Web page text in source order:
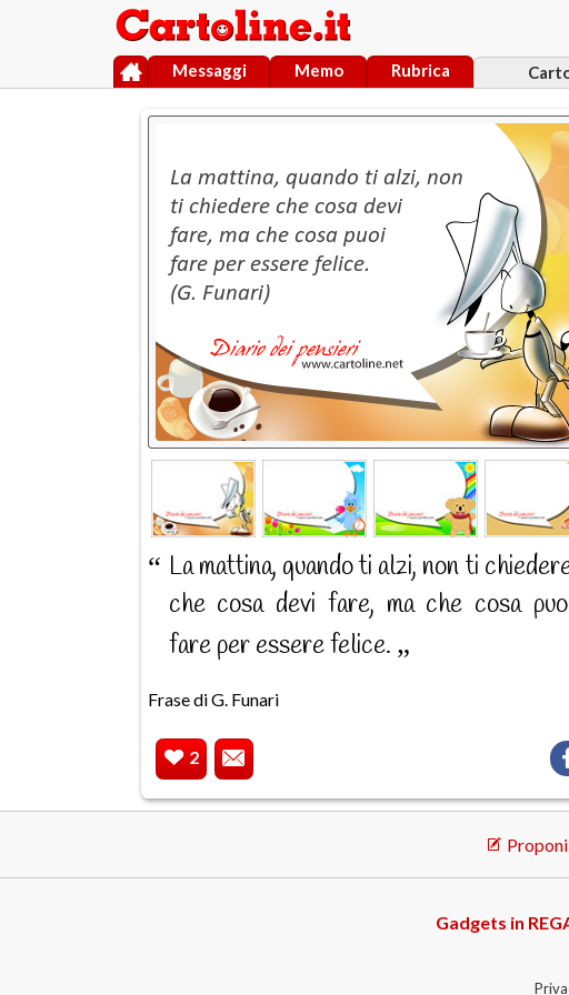
Messaggi Memo Rubrica
La mattina, quando ti alzi, non ti
che cosa devi fare, ma che cosa
fare per essere felice.
Frase di G. Funari
2
Gadgets in